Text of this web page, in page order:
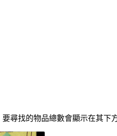
尋找的物品總數會顯示在其